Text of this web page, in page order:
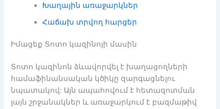
Խաղային առաջարկներ
Հաճախ տրվող հարցեր
Իմացեք Տոտո կազինոյի մասին
Տոտո կազինոն ձևավորվել է խաղացողների
համաֆինանսական կծիկը զարգացնելու
նպատակով: Այն ապահովում է հետազոտման
լայն շրջանակներ և առաջարկում է բազմաթիվ